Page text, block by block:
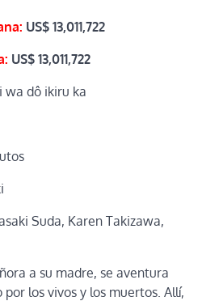
US$ 13,011,722
US$ 13,011,722
wa dô ikiru ka
Suda, Karen Takizawa,
a su madre, se aventura
los vivos y los muertos. Allí,